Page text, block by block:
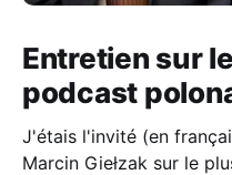
Entretien sur
podcast
J'étais l'invité (en
Marcin Giełzak sur le